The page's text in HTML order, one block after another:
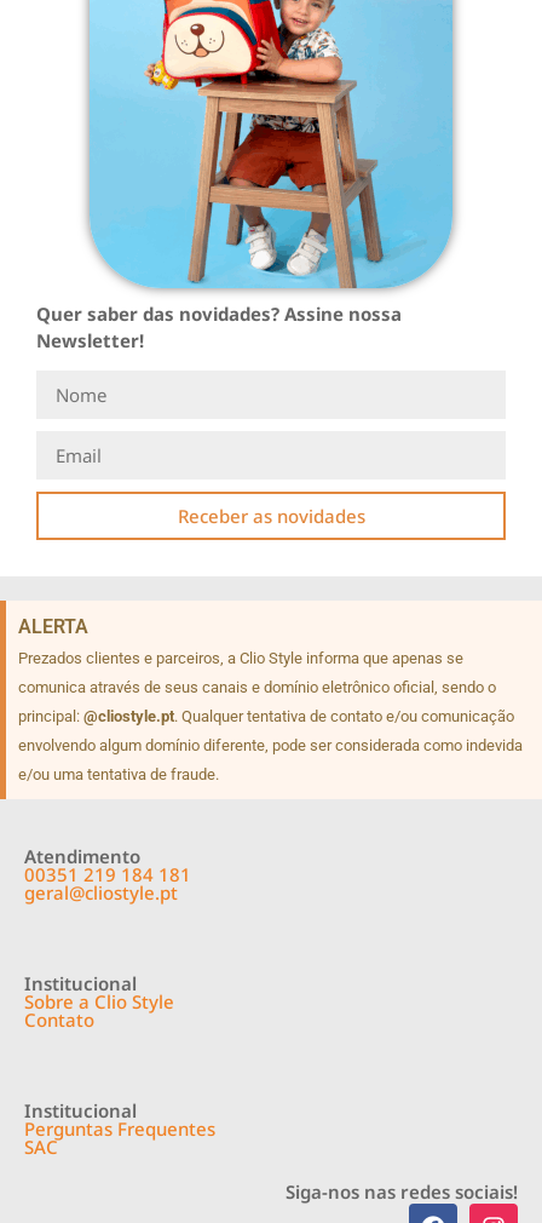
Quer saber das novidades? Assine nossa
Newsletter!
Receber as novidades
ALERTA
Prezados clientes e parceiros, a Clio Style informa que apenas se
comunica através de seus canais e domínio eletrônico oficial, sendo o
principal: @cliostyle.pt. Qualquer tentativa de contato e/ou comunicação
envolvendo algum domínio diferente, pode ser considerada como indevida
e/ou uma tentativa de fraude.
Atendimento
00351 219 184 181
geral@cliostyle.pt
Institucional
Sobre a Clio Style
Contato
Institucional
Perguntas Frequentes
SAC
Siga-nos nas redes sociais!